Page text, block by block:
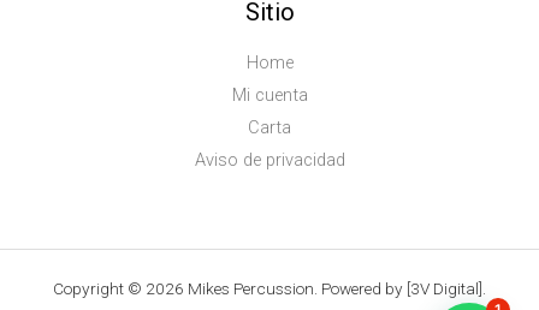
Sitio
Home
Mi cuenta
Carta
Aviso de privacidad
Copyright © 2026 Mikes Percussion. Powered by [3V Digital].